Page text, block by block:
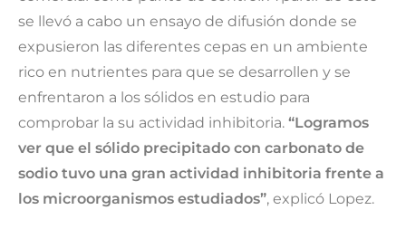
se llevó a cabo un ensayo de difusión donde se
expusieron las diferentes cepas en un ambiente
rico en nutrientes para que se desarrollen y se
enfrentaron a los sólidos en estudio para
comprobar la su actividad inhibitoria. “Logramos
ver que el sólido precipitado con carbonato de
sodio tuvo una gran actividad inhibitoria frente a
los microorganismos estudiados”, explicó Lopez.